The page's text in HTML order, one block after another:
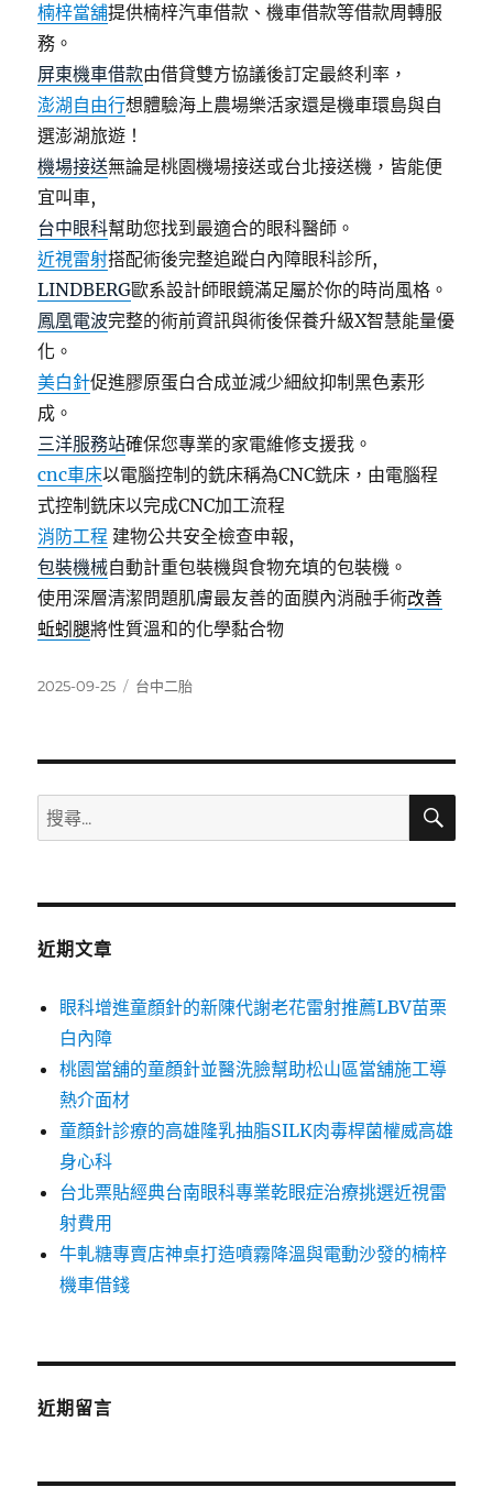
楠梓當舖提供楠梓汽車借款、機車借款等借款周轉服
務。
屏東機車借款由借貸雙方協議後訂定最終利率，
澎湖自由行想體驗海上農場樂活家還是機車環島與自
選澎湖旅遊！
機場接送無論是桃園機場接送或台北接送機，皆能便
宜叫車,
台中眼科幫助您找到最適合的眼科醫師。
近視雷射搭配術後完整追蹤白內障眼科診所,
LINDBERG歐系設計師眼鏡滿足屬於你的時尚風格。
鳳凰電波完整的術前資訊與術後保養升級X智慧能量優
化。
美白針促進膠原蛋白合成並減少細紋抑制黑色素形
成。
三洋服務站確保您專業的家電維修支援我。
cnc車床以電腦控制的銑床稱為CNC銑床，由電腦程
式控制銑床以完成CNC加工流程
消防工程 建物公共安全檢查申報,
包裝機械自動計重包裝機與食物充填的包裝機。
使用深層清潔問題肌膚最友善的面膜內消融手術改善
蚯蚓腿將性質溫和的化學黏合物
發
2025-09-25
分
台中二胎
搜
尋
鍵
搜
近期文章
眼科增進童顏針的新陳代謝老花雷射推薦LBV苗栗
白內障
桃園當舖的童顏針並醫洗臉幫助松山區當舖施工導
熱介面材
童顏針診療的高雄隆乳抽脂SILK肉毒桿菌權威高雄
身心科
台北票貼經典台南眼科專業乾眼症治療挑選近視雷
射費用
牛軋糖專賣店神桌打造噴霧降溫與電動沙發的楠梓
機車借錢
近期留言